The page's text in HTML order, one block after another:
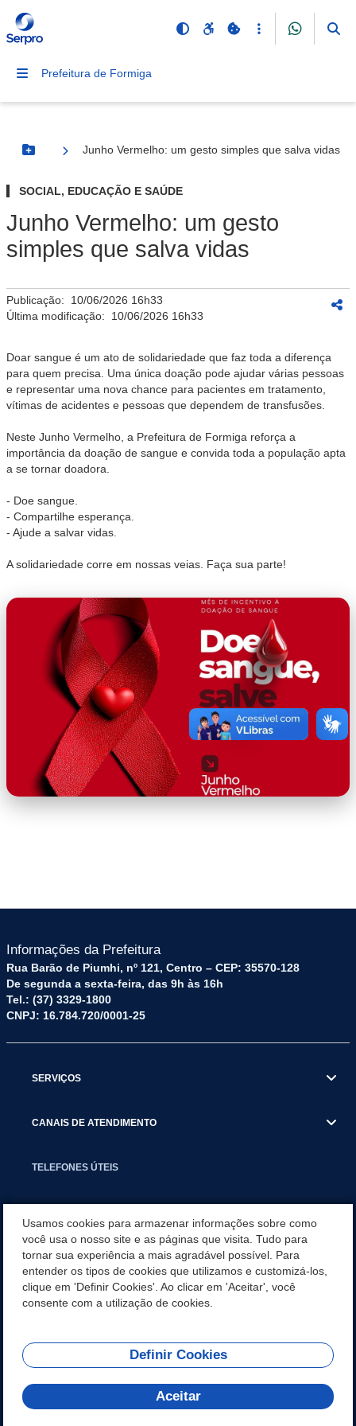
Prefeitura de Formiga
Botão Menu
Junho Vermelho: um gesto simples que salva vidas
SOCIAL, EDUCAÇÃO E SAÚDE
Junho Vermelho: um gesto
simples que salva vidas
Publicação: 10/06/2026 16h33
Última modificação: 10/06/2026 16h33
Doar sangue é um ato de solidariedade que faz toda a diferença
para quem precisa. Uma única doação pode ajudar várias pessoas
e representar uma nova chance para pacientes em tratamento,
vítimas de acidentes e pessoas que dependem de transfusões.
Neste Junho Vermelho, a Prefeitura de Formiga reforça a
importância da doação de sangue e convida toda a população apta
a se tornar doadora.
- Doe sangue.
- Compartilhe esperança.
- Ajude a salvar vidas.
A solidariedade corre em nossas veias. Faça sua parte!
Informações da Prefeitura
Rua Barão de Piumhi, nº 121, Centro – CEP: 35570-128
De segunda a sexta-feira, das 9h às 16h
Tel.: (37) 3329-1800
CNPJ: 16.784.720/0001-25
SERVIÇOS
CANAIS DE ATENDIMENTO
TELEFONES ÚTEIS
NOTÍCIAS
APLICATIVO
REDES SOCIAIS
Usamos cookies para armazenar informações sobre como
você usa o nosso site e as páginas que visita. Tudo para
tornar sua experiência a mais agradável possível. Para
entender os tipos de cookies que utilizamos e customizá-los,
clique em 'Definir Cookies'. Ao clicar em 'Aceitar', você
consente com a utilização de cookies.
Definir Cookies
Aceitar